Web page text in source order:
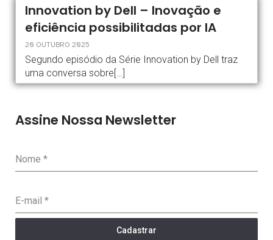
Innovation by Dell – Inovação e
eficiência possibilitadas por IA
20 OUTUBRO 2025
Segundo episódio da Série Innovation by Dell traz
uma conversa sobre[…]
Assine Nossa Newsletter
Nome *
E-mail *
Cadastrar